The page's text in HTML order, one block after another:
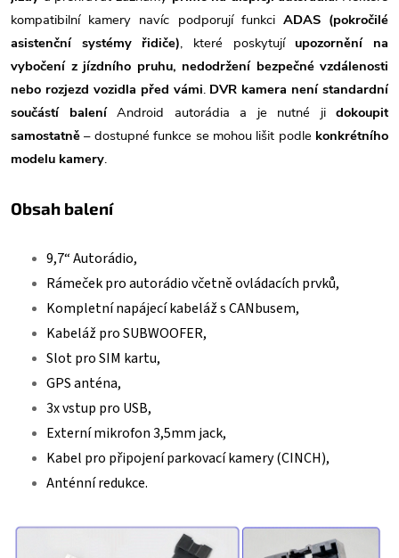
kompatibilní kamery navíc podporují funkci ADAS (pokročilé
asistenční systémy řidiče), které poskytujíupozornění na
vybočení z jízdního pruhu, nedodržení bezpečné vzdálenosti
nebo rozjezd vozidla před vámi. DVR kamera není standardní
součástí baleníAndroid autorádia a je nutné ji dokoupit
samostatně – dostupné funkce se mohou lišit podle konkrétního
modelu kamery.
Obsah balení
9,7“ Autorádio,
Rámeček pro autorádio včetně ovládacích prvků,
Kompletní napájecí kabeláž s CANbusem,
Kabeláž pro SUBWOOFER,
Slot pro SIM kartu,
GPS anténa,
3x vstup pro USB,
Externí mikrofon 3,5mm jack,
Kabel pro připojení parkovací kamery (CINCH),
Anténní redukce.